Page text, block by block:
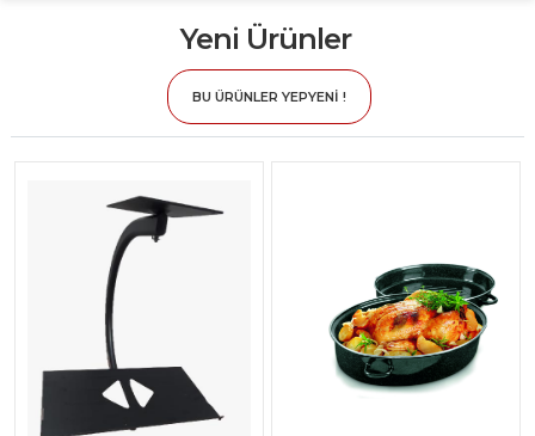
Yeni Ürünler
BU ÜRÜNLER YEPYENİ !